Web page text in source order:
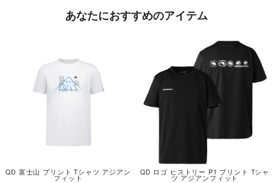
あなたにおすすめのアイテム
QD 富士山 プリント Tシャツ アジアン
フィット
QD ロゴ ヒストリー P1 プリント Tシャ
ツ アジアンフィット